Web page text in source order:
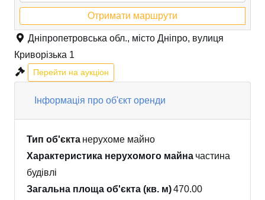
Отримати маршрути
Дніпропетровська обл., місто Дніпро, вулиця
Криворізька 1
Перейти на аукціон
Інформація про об'єкт оренди
Тип об'єкта нерухоме майно
Характеристика нерухомого майна частина
будівлі
Загальна площа об'єкта (кв. м)470.00